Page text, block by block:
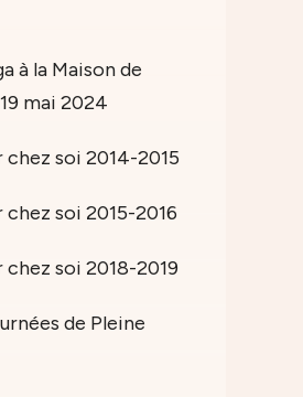
à la Maison de
mai 2024
soi 2014-2015
soi 2015-2016
soi 2018-2019
de Pleine